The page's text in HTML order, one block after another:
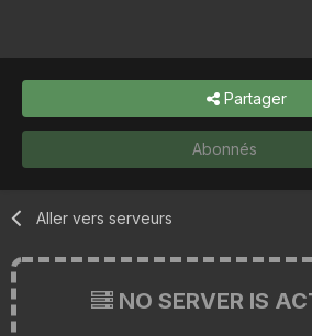
Partager
Abonnés
Aller vers serveurs
NO SERVER IS